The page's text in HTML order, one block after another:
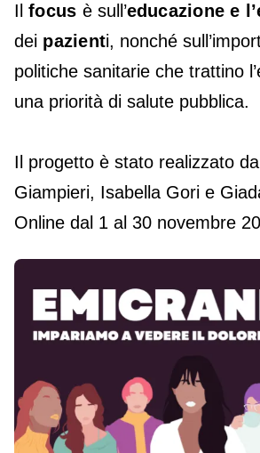
Il focus è sull’educazione e
dei pazienti, nonché
politiche sanitarie che trattino
una priorità di salute pubblica.
Il progetto è stato realizzato
Giampieri, Isabella Gori e
Online dal 1 al 30 novembre